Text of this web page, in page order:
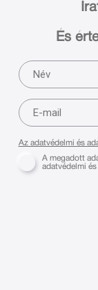
És
Az adatvédelmi és
A megadott